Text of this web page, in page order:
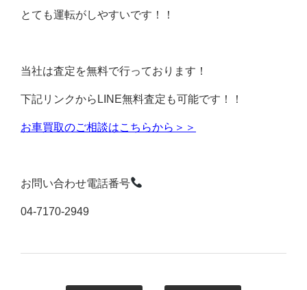
とても運転がしやすいです！！
当社は査定を無料で行っております！
下記リンクからLINE無料査定も可能です！！
お車買取のご相談はこちらから＞＞
お問い合わせ電話番号
04-7170-2949